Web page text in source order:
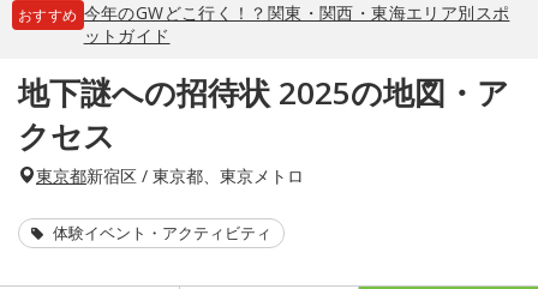
おすすめ 今年のGWどこ行く！？関東・関西・東海エリア別スポ
ットガイド
地下謎への招待状 2025の地図・ア
クセス
東京都新宿区 / 東京都、東京メトロ
体験イベント・アクティビティ